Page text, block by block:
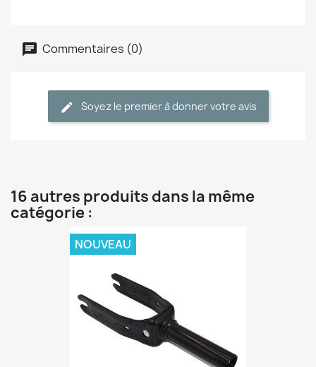
Commentaires (0)
Soyez le premier à donner votre avis
16 autres produits dans la même
catégorie :
NOUVEAU